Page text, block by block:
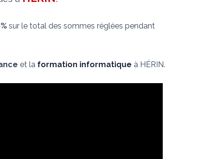
sur le total des sommes réglées pendant
et la formation informatique à HÉRIN.